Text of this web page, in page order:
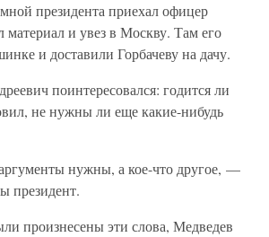
президента приехал офицер
материал и увез в Москву. Там его
и доставили Горбачеву на дачу.
поинтересовался: годится ли
не нужны ли еще какие-нибудь
нужны, а кое-что другое, —
президент.
произнесены эти слова, Медведев